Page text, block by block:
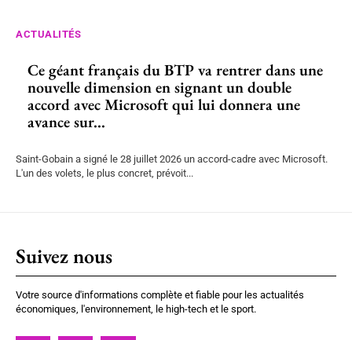
ACTUALITÉS
Ce géant français du BTP va rentrer dans une
nouvelle dimension en signant un double
accord avec Microsoft qui lui donnera une
avance sur...
Saint-Gobain a signé le 28 juillet 2026 un accord-cadre avec Microsoft.
L'un des volets, le plus concret, prévoit...
Suivez nous
Votre source d'informations complète et fiable pour les actualités
économiques, l'environnement, le high-tech et le sport.